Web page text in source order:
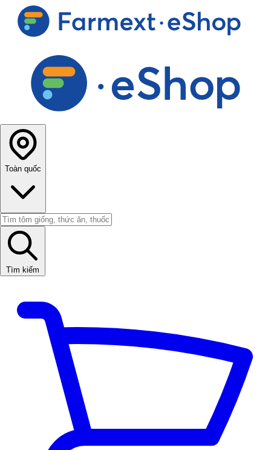
Toàn quốc
Tìm kiếm